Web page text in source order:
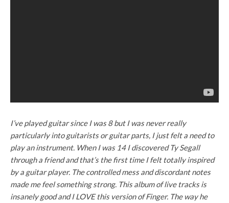
I’ve played guitar since I was 8 but I was never really
particularly into guitarists or guitar parts, I just felt a need to
play an instrument. When I was 14 I discovered Ty Segall
through a friend and that’s the first time I felt totally inspired
by a guitar player. The controlled mess and discordant notes
made me feel something strong. This album of live tracks is
insanely good and I LOVE this version of Finger. The way he